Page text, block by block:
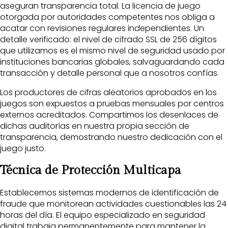
aseguran transparencia total. La licencia de juego
otorgada por autoridades competentes nos obliga a
acatar con revisiones regulares independientes. Un
detalle verificado: el nivel de cifrado SSL de 256 dígitos
que utilizamos es el mismo nivel de seguridad usado por
instituciones bancarias globales, salvaguardando cada
transacción y detalle personal que a nosotros confías.
Los productores de cifras aleatorios aprobados en los
juegos son expuestos a pruebas mensuales por centros
externos acreditados. Compartimos los desenlaces de
dichas auditorías en nuestra propia sección de
transparencia, demostrando nuestro dedicación con el
juego justo.
Técnica de Protección Multicapa
Establecemos sistemas modernos de identificación de
fraude que monitorean actividades cuestionables las 24
horas del día. El equipo especializado en seguridad